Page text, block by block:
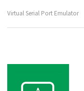
Virtual Serial Port Emulator